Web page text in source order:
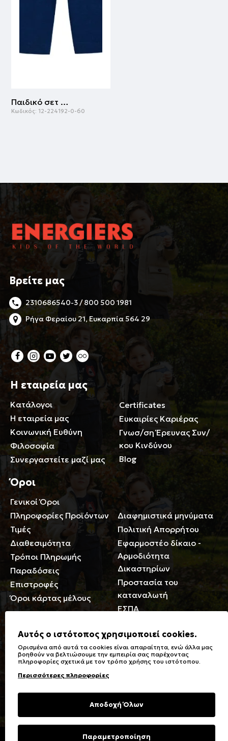
Παιδικό σετ μακό 2 τεμάχια με αμάνικη μπλούζα με τύπωμα για αγόρι | ΜΠΛΕ
Κωδικός: 12-224192-0-60
Βρείτε μας
2310686540-3 / 800 500 1981
Ρήγα Φεραίου 21, Ευκαρπία 564 29
Η εταιρεία μας
Κατάλογοι
Η εταιρεία μας
Κοινωνική Ευθύνη
Φιλοσοφία
Συνεργαστείτε μαζί μας
Certificates
Ευκαιρίες Καριέρας
Γνωσ/ση Έρευνας Συν/
κου Κινδύνου
Blog
Όροι
Γενικοί Όροι
Πληροφορίες Προϊόντων
Τιμές
Διαθεσιμότητα
Τρόποι Πληρωμής
Παραδόσεις
Επιστροφές
Όροι κάρτας μέλους
Περιορισμοί ευθύνης
Διαφημιστικά μηνύματα
Πολιτική Απορρήτου
Εφαρμοστέο δίκαιο -
Αρμοδιότητα
Δικαστηρίων
Προστασία του
καταναλωτή
ΕΣΠΑ
Γενικά
Καταστήματα
Ειδικές Εκπτώσεις ΑμΕΑ
Δωροκάρτες
Συχνές Ερωτήσεις
Φροντίδα Ρούχων
Σύμβολα πλύσης,
σιδερώματος
υφασμάτων
Επικοινωνία
Αυτός ο ιστότοπος χρησιμοποιεί cookies.
Ορισμένα από αυτά τα cookies είναι απαραίτητα, ενώ άλλα μας
βοηθούν να βελτιώσουμε την εμπειρία σας παρέχοντας
πληροφορίες σχετικά με τον τρόπο χρήσης του ιστότοπου.
Περισσότερες πληροφορίες
Αποδοχή Όλων
Παραμετροποίηση